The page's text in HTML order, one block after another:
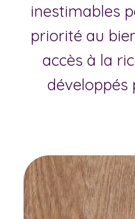
inestimables
priorité au
accès à la
développés